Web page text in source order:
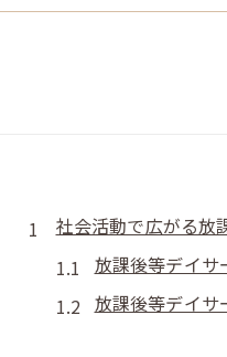
社会活動で広がる放
放課後等デイサ
放課後等デイサ
子どもの成長